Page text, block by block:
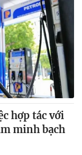
hợp tác với
minh bạch